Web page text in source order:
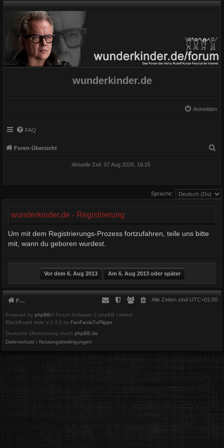
wunderkinder.de
Anmelden
FAQ
Foren-Übersicht
e
Aktuelle Zeit: 07 Aug 2026, 16:25
Sprache:
wunderkinder.de - Registrierung
Um mit dem Registrierungs-Prozess fortzufahren, teile uns bitte
mit, wann du geboren wurdest.
Foren-Übersicht Alle Zeiten sind UTC+01:00
Powered by phpBB® Forum Software © phpBB Limited
BlackBoard style V.3.3.5 by FanFanlaTuFlippe
Deutsche Übersetzung durch phpBB.de
Datenschutz | Nutzungsbedingungen